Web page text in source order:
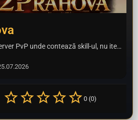
🔥 Game2Prahova – Server PvP unde contează skill-ul, nu itemele de pe site! 🔥 Game2Prahova este un server…
0 (0)